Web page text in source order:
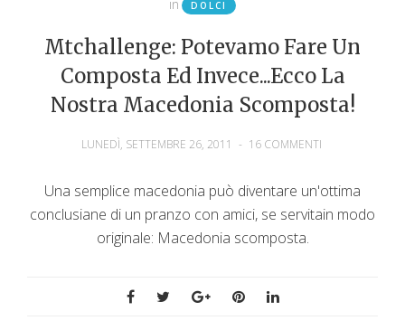
in DOLCI
Mtchallenge: Potevamo Fare Un
Composta Ed Invece...ecco La
Nostra Macedonia Scomposta!
LUNEDÌ, SETTEMBRE 26, 2011 - 16 COMMENTI
Una semplice macedonia può diventare un'ottima
conclusiane di un pranzo con amici, se servitain modo
originale: Macedonia scomposta.